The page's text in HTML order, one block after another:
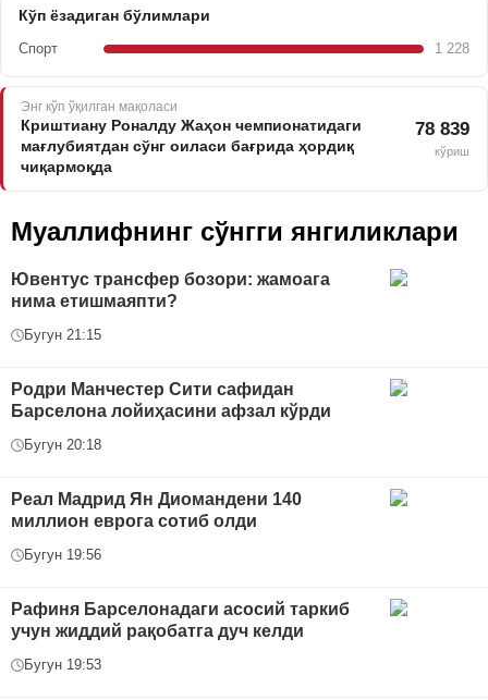
Кўп ёзадиган бўлимлари
Спорт 1 228
Энг кўп ўқилган мақоласи
Криштиану Роналду Жаҳон чемпионатидаги
мағлубиятдан сўнг оиласи бағрида ҳордиқ
чиқармоқда
78 839
кўриш
Муаллифнинг сўнгги янгиликлари
Ювентус трансфер бозори: жамоага
нима етишмаяпти?
Бугун 21:15
Родри Манчестер Сити сафидан
Барселона лойиҳасини афзал кўрди
Бугун 20:18
Реал Мадрид Ян Диомандени 140
миллион еврога сотиб олди
Бугун 19:56
Рафиня Барселонадаги асосий таркиб
учун жиддий рақобатга дуч келди
Бугун 19:53